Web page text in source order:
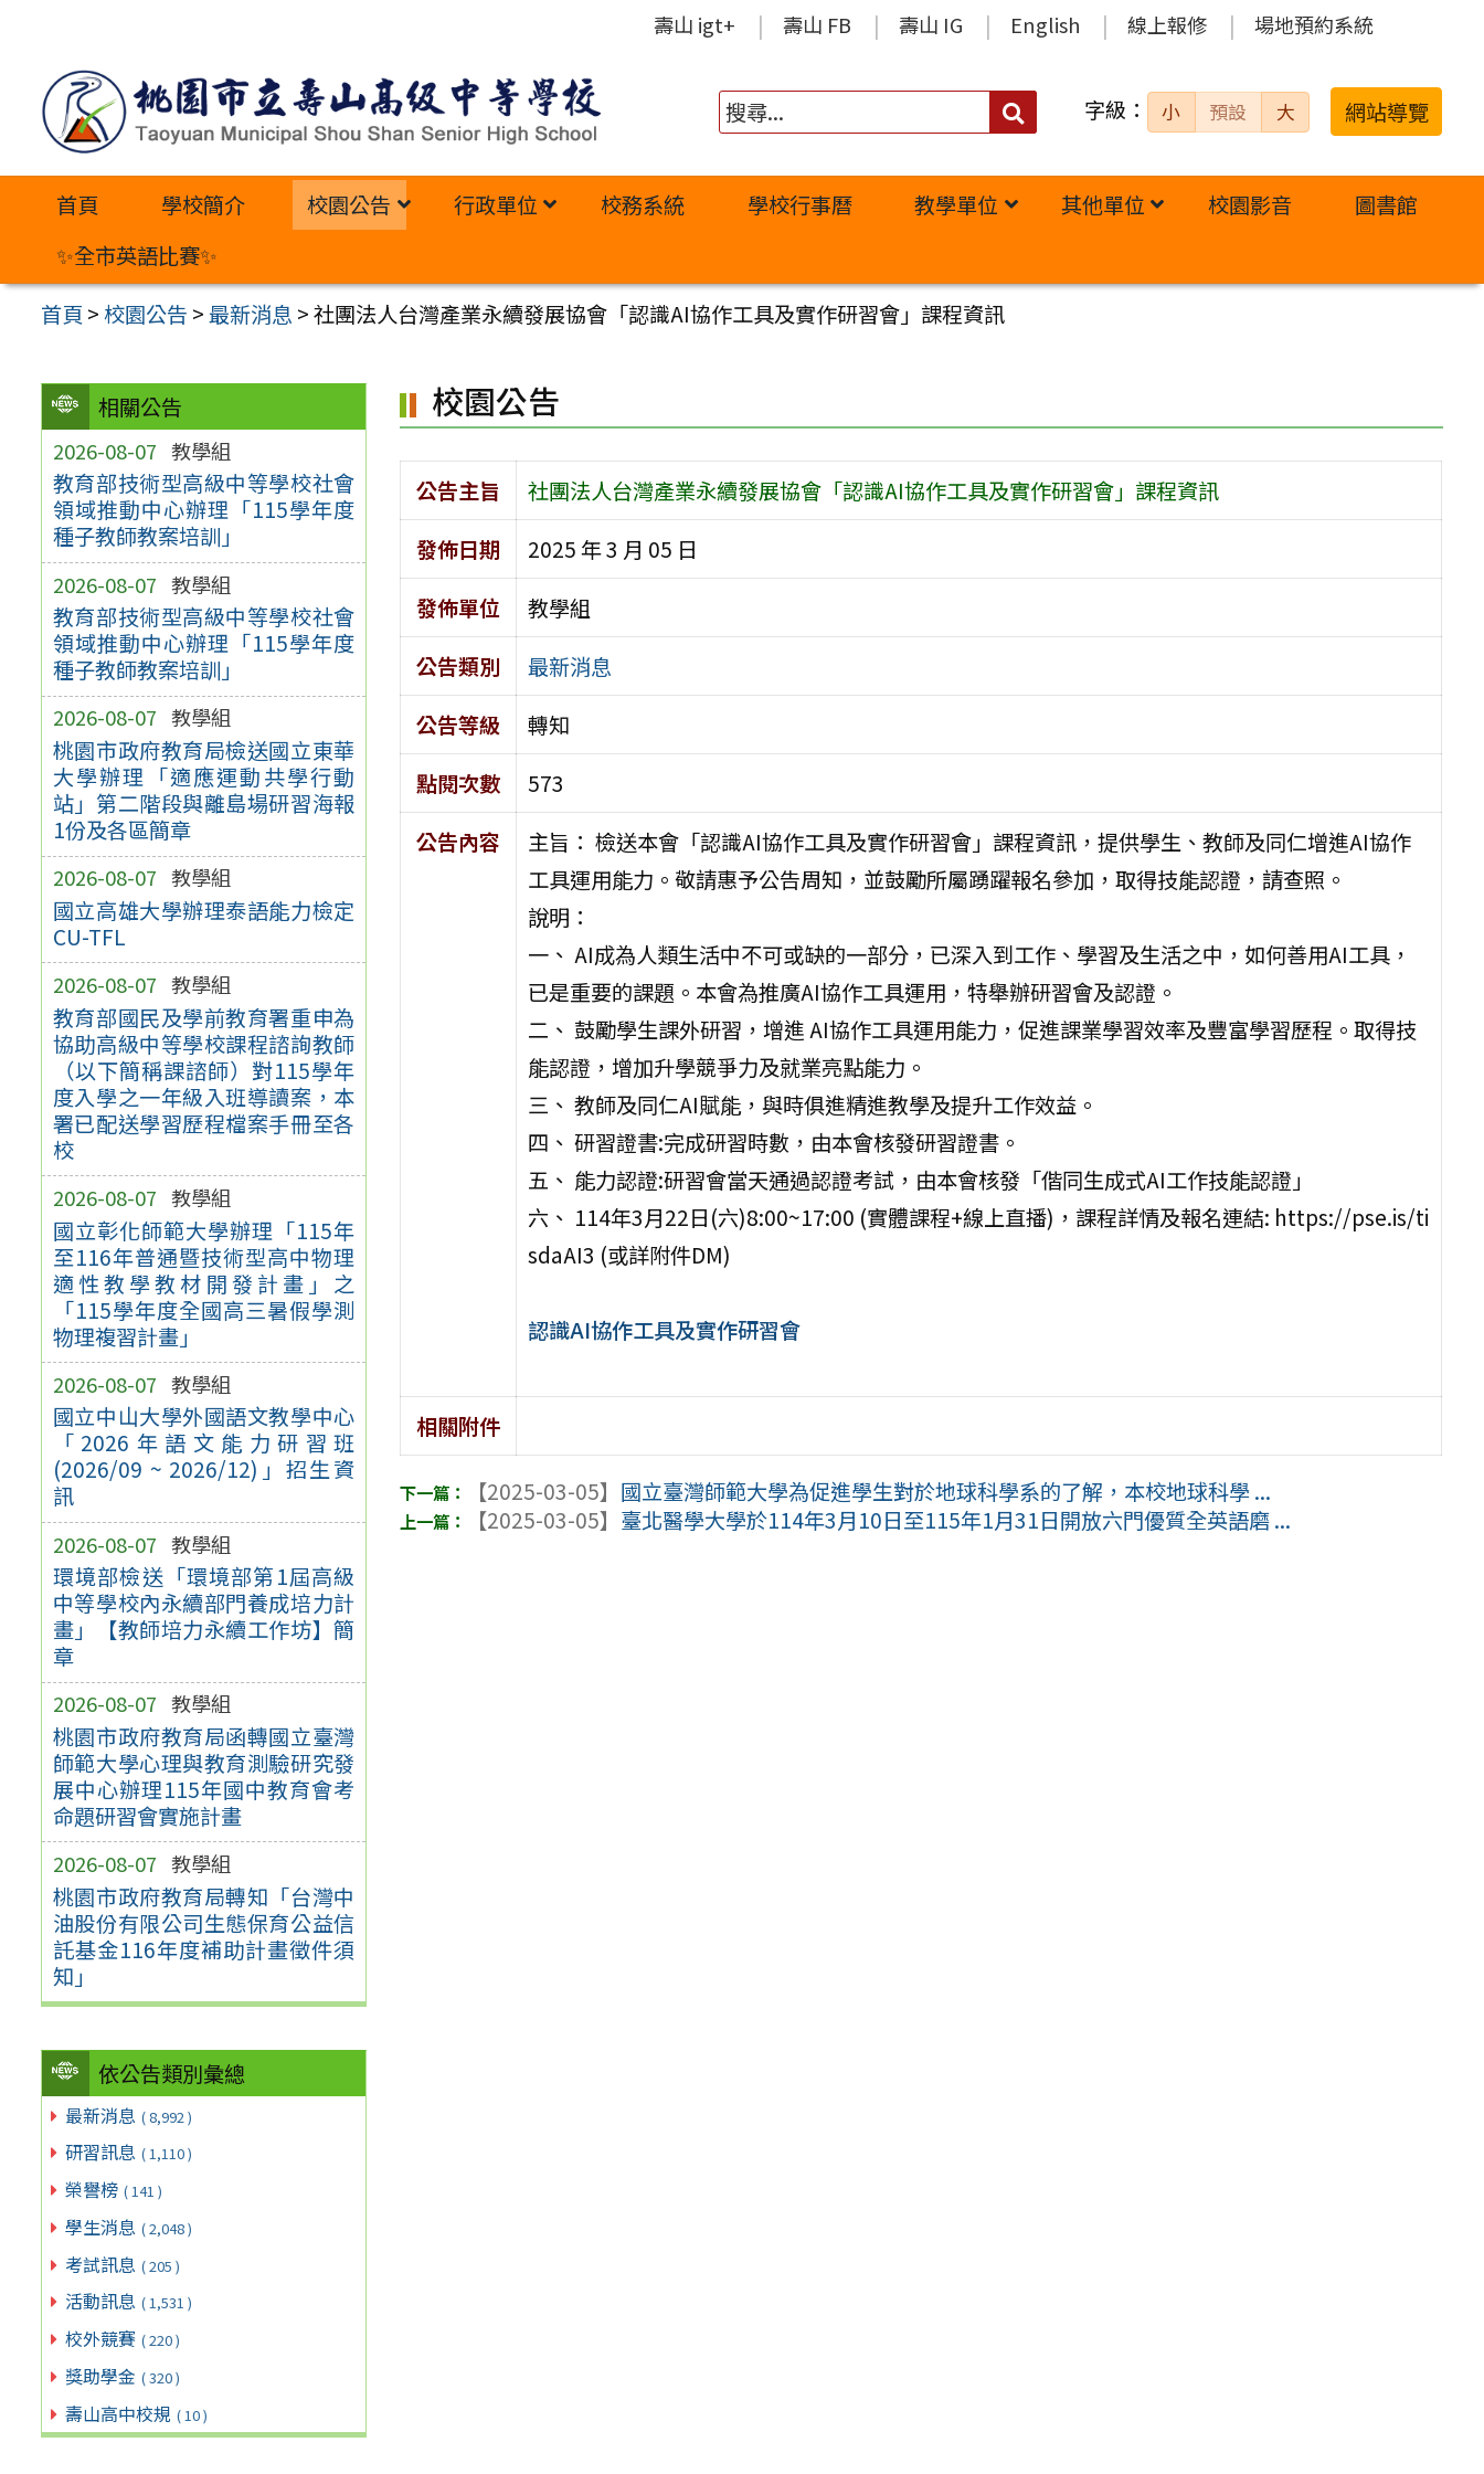
內
壽山 igt+ 壽山 FB 壽山 IG English 線上報修 場地預約系統
搜
字級： 小 預設 大 網站導覽
首頁 學校簡介 校園公告 行政單位 校務系統 學校行事曆 教學單位 其他單位 校園影音
圖書館
✨全市英語比賽✨
首頁 >校園公告 >最新消息 >社團法人台灣產業永續發展協會「認識AI協作工具及實作研習會」課程資訊
相關公告
2026-08-07 教學組
教育部技術型高級中等學校社會
領域推動中心辦理「115學年度
種子教師教案培訓」
2026-08-07 教學組
教育部技術型高級中等學校社會
領域推動中心辦理「115學年度
種子教師教案培訓」
2026-08-07 教學組
桃園市政府教育局檢送國立東華
大學辦理「適應運動共學行動
站」第二階段與離島場研習海報
1份及各區簡章
2026-08-07 教學組
國立高雄大學辦理泰語能力檢定
CU-TFL
2026-08-07 教學組
教育部國民及學前教育署重申為
協助高級中等學校課程諮詢教師
（以下簡稱課諮師）對115學年
度入學之一年級入班導讀案，本
署已配送學習歷程檔案手冊至各
校
2026-08-07 教學組
國立彰化師範大學辦理「115年
至116年普通暨技術型高中物理
適性教學教材開發計畫」之
「115學年度全國高三暑假學測
物理複習計畫」
2026-08-07 教學組
國立中山大學外國語文教學中心
「2026年語文能力研習班
(2026/09 ~ 2026/12)」招生資
訊
2026-08-07 教學組
環境部檢送「環境部第1屆高級
中等學校內永續部門養成培力計
畫」【教師培力永續工作坊】簡
章
2026-08-07 教學組
桃園市政府教育局函轉國立臺灣
師範大學心理與教育測驗研究發
展中心辦理115年國中教育會考
命題研習會實施計畫
2026-08-07 教學組
桃園市政府教育局轉知「台灣中
油股份有限公司生態保育公益信
託基金116年度補助計畫徵件須
知」
依公告類別彙總
最新消息 ( 8,992 )
研習訊息 ( 1,110 )
榮譽榜 ( 141 )
學生消息 ( 2,048 )
考試訊息 ( 205 )
活動訊息 ( 1,531 )
校外競賽 ( 220 )
獎助學金 ( 320 )
壽山高中校規 ( 10 )
校園公告
公告主旨
社團法人台灣產業永續發展協會「認識AI協作工具及實作研習會」課程資訊
發佈日期
2025 年 3 月 05 日
發佈單位
教學組
公告類別
最新消息
公告等級
轉知
點閱次數
573
公告內容
主旨： 檢送本會「認識AI協作工具及實作研習會」課程資訊，提供學生、教師及同仁增進AI協作
工具運用能力。敬請惠予公告周知，並鼓勵所屬踴躍報名參加，取得技能認證，請查照。
說明：
一、 AI成為人類生活中不可或缺的一部分，已深入到工作、學習及生活之中，如何善用AI工具，
已是重要的課題。本會為推廣AI協作工具運用，特舉辦研習會及認證。
二、 鼓勵學生課外研習，增進 AI協作工具運用能力，促進課業學習效率及豐富學習歷程。取得技
能認證，增加升學競爭力及就業亮點能力。
三、 教師及同仁AI賦能，與時俱進精進教學及提升工作效益。
四、 研習證書:完成研習時數，由本會核發研習證書。
五、 能力認證:研習會當天通過認證考試，由本會核發「偕同生成式AI工作技能認證」
六、 114年3月22日(六)8:00~17:00 (實體課程+線上直播)，課程詳情及報名連結: https://pse.is/ti
sdaAI3 (或詳附件DM)
認識AI協作工具及實作研習會
相關附件
【2025-03-05】 國立臺灣師範大學為促進學生對於地球科學系的了解，本校地球科學 ...
【2025-03-05】 臺北醫學大學於114年3月10日至115年1月31日開放六門優質全英語磨 ...